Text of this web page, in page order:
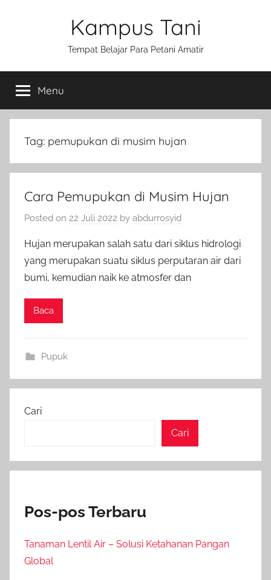
Kampus Tani
Tempat Belajar Para Petani Amatir
Menu
Tag: pemupukan di musim hujan
Cara Pemupukan di Musim Hujan
Posted on 22 Juli 2022 by abdurrosyid
Hujan merupakan salah satu dari siklus hidrologi
yang merupakan suatu siklus perputaran air dari
bumi, kemudian naik ke atmosfer dan
Baca
Pupuk
Cari
Cari
Pos-pos Terbaru
Tanaman Lentil Air – Solusi Ketahanan Pangan
Global